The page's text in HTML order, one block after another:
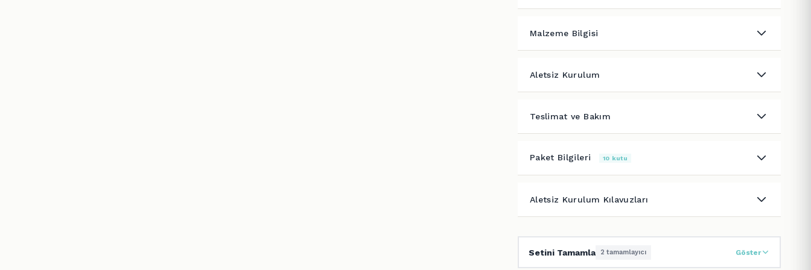
Malzeme Bilgisi
Aletsiz Kurulum
Teslimat ve Bakım
Paket Bilgileri 10 kutu
Aletsiz Kurulum Kılavuzları
Setini Tamamla 2 tamamlayıcı Göster